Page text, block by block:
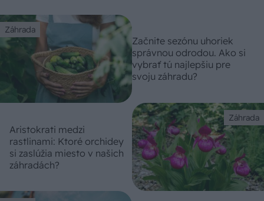
Záhrada
Začnite sezónu uhoriek
správnou odrodou. Ako si
vybrať tú najlepšiu pre
svoju záhradu?
Záhrada
Aristokrati medzi
rastlinami: Ktoré orchidey
si zaslúžia miesto v našich
záhradách?